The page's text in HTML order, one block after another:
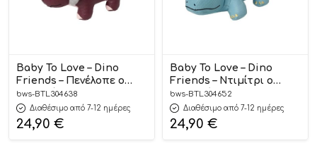
Baby To Love – Dino
Friends – Πενέλοπε ο
Τρικεράτοψ 0m+
bws-BTL304638
Διαθέσιμο από 7-12 ημέρες
24,90 €
Baby To Love – Dino
Friends – Ντιμίτρι ο
Διμετρόδοντας 0m+
bws-BTL304652
Διαθέσιμο από 7-12 ημέρες
24,90 €